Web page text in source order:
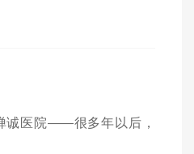
诚医院——很多年以后，